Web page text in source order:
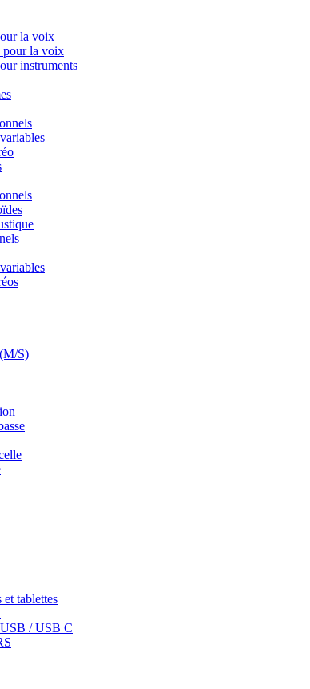
la voix
pour la voix
instruments
S)
tablettes
/ USB C